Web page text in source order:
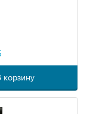
корзину